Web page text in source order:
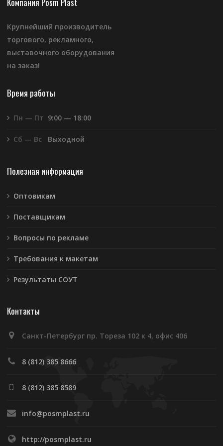
Крупнейший производитель
торгового, рекламного,
выставочного оборудования
на заказ!
Время работы
Пн — Пт 9:00 — 18:00
Сб — Вс Выходной
Полезная информация
Оптовикам
Поставщикам
Вопросы по рекламе
Требования к макетам
Результаты СОУТ
Контакты
Санкт-Петербург пр. Тореза 102 к 4, офис 406
8 (812) 385 8666
8 (812) 385 8589
info@posmplast.ru
http://posmplast.ru